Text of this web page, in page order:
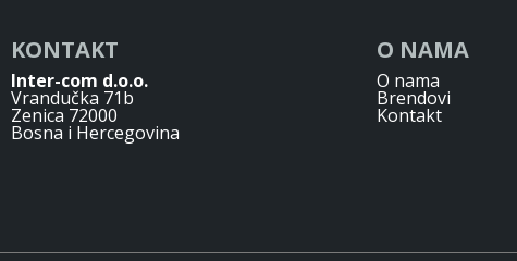
KONTAKT
Inter-com d.o.o.
Vrandučka 71b
Zenica 72000
Bosna i Hercegovina
O NAMA
O nama
Brendovi
Kontakt